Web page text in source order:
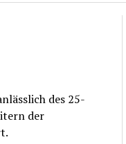
des 25-
der